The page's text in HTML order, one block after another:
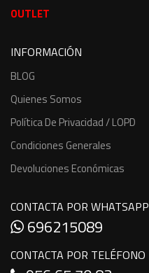
OUTLET
INFORMACIÓN
BLOG
Quienes Somos
Política De Privacidad / LOPD
Condiciones Generales
Devoluciones Económicas
CONTACTA POR WHATSAPP
696215089
CONTACTA POR TELÉFONO